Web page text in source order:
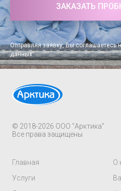
ЗАКАЗАТЬ
Отправляя заявку, Вы соглашаетесь
данных.
© 2018-2026 ООО "Арктика"
Все права защищены
Главная
Услуги
О